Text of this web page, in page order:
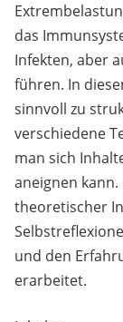
das
Infekten, aber
führen. In
sinnvoll zu
verschiedene
man sich
aneignen
theoretischer
und den
erarbeitet.